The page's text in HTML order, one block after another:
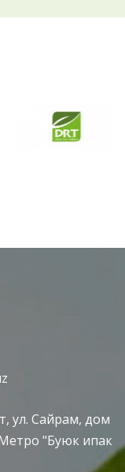
ул. Сайрам, дом
"Буюк ипак